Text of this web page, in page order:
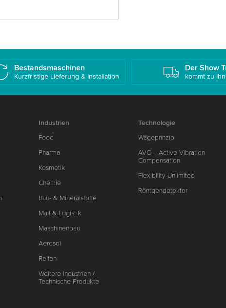
Bestandsmaschinen
Kurzfristige Lieferung & Installation
Der Show
kommt zu
Industrien
Food
Pharma
Kosmetik
Chemie
Bau- & Mineralstoffe
Mail & Logistik
Maschinenbau
Aerosol
Reifen
Weitere Industrien /
Technische Produkte
Technologie
Wägeprinzip
AVC – Active Vibration
Compensation
Flexibility Unlimited
Röntgendetektor